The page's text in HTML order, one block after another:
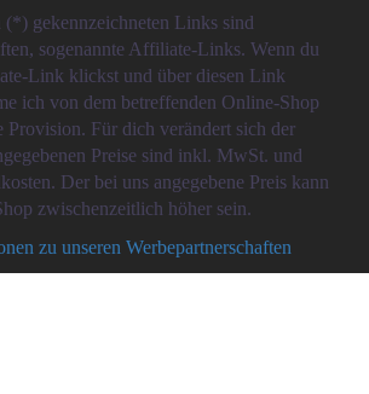
(*) gekennzeichneten Links sind
sogenannte Affiliate-Links. Wenn du
Link klickst und über diesen Link
ich von dem betreffenden Online-Shop
Provision. Für dich verändert sich der
Preise sind inkl. MwSt. und
Der bei uns angegebene Preis kann
zwischenzeitlich höher sein.
zu unseren Werbepartnerschaften